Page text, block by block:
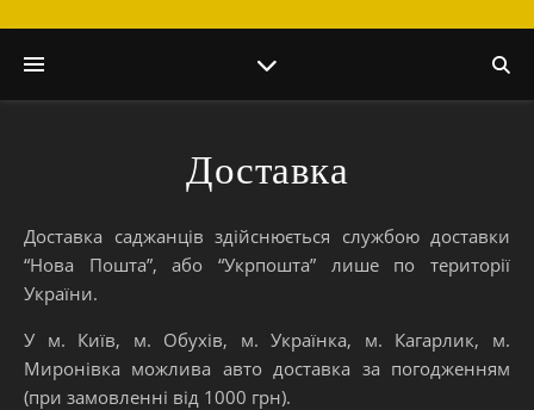
Доставка
Доставка саджанців здійснюється службою доставки
“Нова Пошта”, або “Укрпошта” лише по території
України.
У м. Київ, м. Обухів, м. Українка, м. Кагарлик, м.
Миронівка можлива авто доставка за погодженням
(при замовленні від 1000 грн).